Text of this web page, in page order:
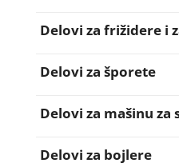
Creva za sudo mašine
Dihtunzi za sudo mašine
Elektroventili za sudo
Filteri za sudo mašine
Delovi za frižidere i
Aqua filteri za frižidere
Dihtunzi za frižidere i
Elektronika za frižidere i
Delovi za šporete
Dihtunzi za šporete
Dugmad za šporete
Delovi za mašinu za
Dihtunzi mašine za
Delovi za bojlere